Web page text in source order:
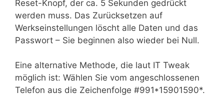
Reset-Knopf, der ca. 5 Sekunden gedrückt
werden muss. Das Zurücksetzen auf
Werkseinstellungen löscht alle Daten und das
Passwort – Sie beginnen also wieder bei Null.
Eine alternative Methode, die laut IT Tweak
möglich ist: Wählen Sie vom angeschlossenen
Telefon aus die Zeichenfolge #991*15901590*.